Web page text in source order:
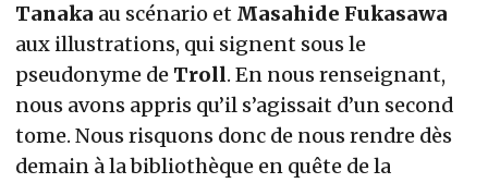
Tanaka au scénario et Masahide Fukasawa
aux illustrations, qui signent sous le
pseudonyme de Troll. En nous renseignant,
nous avons appris qu’il s’agissait d’un second
tome. Nous risquons donc de nous rendre dès
demain à la bibliothèque en quête de la